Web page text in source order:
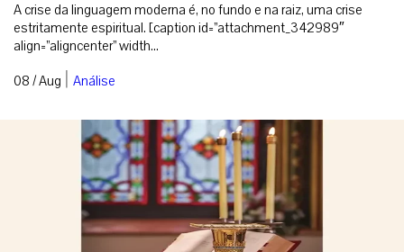
A crise da linguagem moderna é, no fundo e na raiz, uma crise
estritamente espiritual. [caption id=”attachment_342989″
align=”aligncenter” width...
08 / Aug | Análise